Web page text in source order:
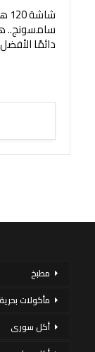
دائمًا الأفضل
مطبخ
مأكولات بحرية
أكل سورى